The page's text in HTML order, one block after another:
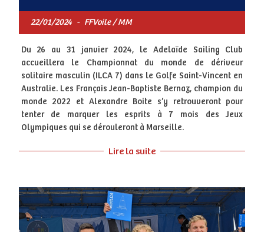
22/01/2024 - FFVoile / MM
Du 26 au 31 janvier 2024, le Adelaïde Sailing Club
accueillera le Championnat du monde de dériveur
solitaire masculin (ILCA 7) dans le Golfe Saint-Vincent en
Australie. Les Français Jean-Baptiste Bernaz, champion du
monde 2022 et Alexandre Boite s’y retrouveront pour
tenter de marquer les esprits à 7 mois des Jeux
Olympiques qui se dérouleront à Marseille.
Lire la suite